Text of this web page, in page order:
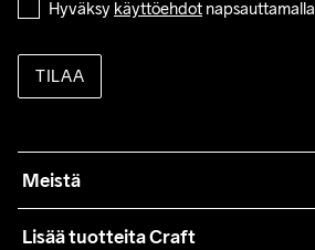
Hyväksy käyttöehdot napsauttamalla
TILAA
Meistä
Lisää tuotteita Craft